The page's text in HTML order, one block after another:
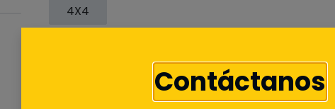
4X4
Contáctanos